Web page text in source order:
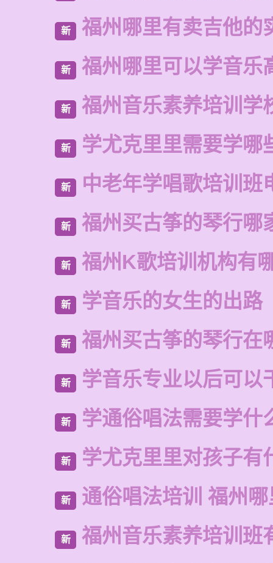
新 福州哪里有卖吉他的
新 福州哪里可以学音乐
新 福州音乐素养培训学
新 学尤克里里需要学哪
新 中老年学唱歌培训班
新 福州买古筝的琴行哪
新 福州K歌培训机构有
新 学音乐的女生的出路
新 福州买古筝的琴行在
新 学音乐专业以后可以
新 学通俗唱法需要学什
新 学尤克里里对孩子有
新 通俗唱法培训 福州
新 福州音乐素养培训班